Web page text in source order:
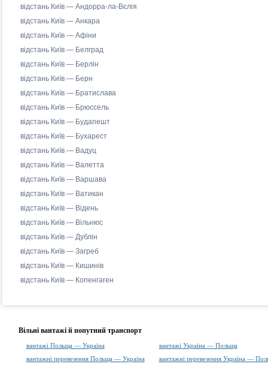
відстань Київ — Андорра-ла-Вєлія
відстань Київ — Анкара
відстань Київ — Афіни
відстань Київ — Белград
відстань Київ — Берлін
відстань Київ — Берн
відстань Київ — Братислава
відстань Київ — Брюссель
відстань Київ — Будапешт
відстань Київ — Бухарест
відстань Київ — Вадуц
відстань Київ — Валетта
відстань Київ — Варшава
відстань Київ — Ватикан
відстань Київ — Відень
відстань Київ — Вільнюс
відстань Київ — Дублін
відстань Київ — Загреб
відстань Київ — Кишинів
відстань Київ — Копенгаген
Вільні вантажі й попутний транспорт
вантажі Польща — Україна
вантажі Україна — Польща
вантажні перевезення Польща — Україна
вантажні перевезення Україна —